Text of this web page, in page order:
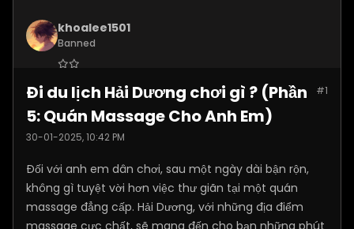
khoalee1501
Banned
Posts: 5577 #1
Đi du lịch Hải Dương chơi gì ? (Phần
5: Quán Massage Cho Anh Em)
30-01-2025, 10:42 PM
Đối với anh em dân chơi, sau một ngày dài bận rộn,
không gì tuyệt vời hơn việc thư giãn tại một quán
massage đẳng cấp. Hải Dương, với những địa điểm
massage cực chất, sẽ mang đến cho bạn những phút